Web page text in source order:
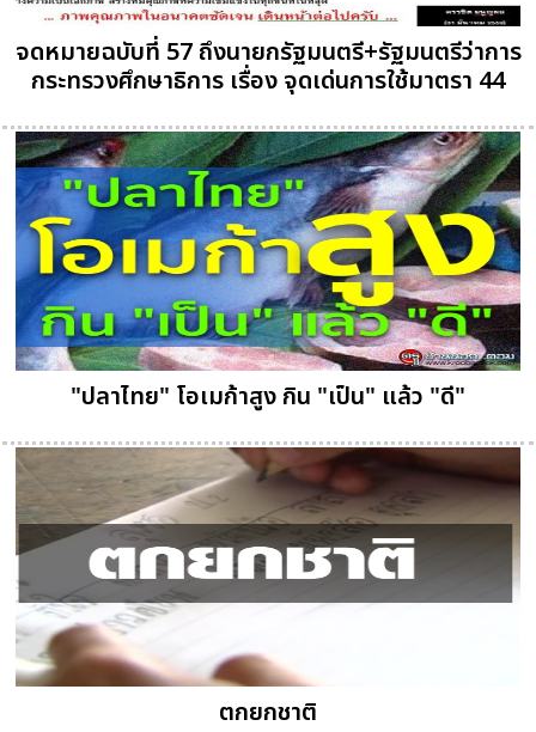
จดหมายฉบับที่ 57 ถึงนายกรัฐมนตรี+รัฐมนตรีว่าการ
กระทรวงศึกษาธิการ เรื่อง จุดเด่นการใช้มาตรา 44
"ปลาไทย" โอเมก้าสูง กิน "เป็น" แล้ว "ดี"
ตกยกชาติ